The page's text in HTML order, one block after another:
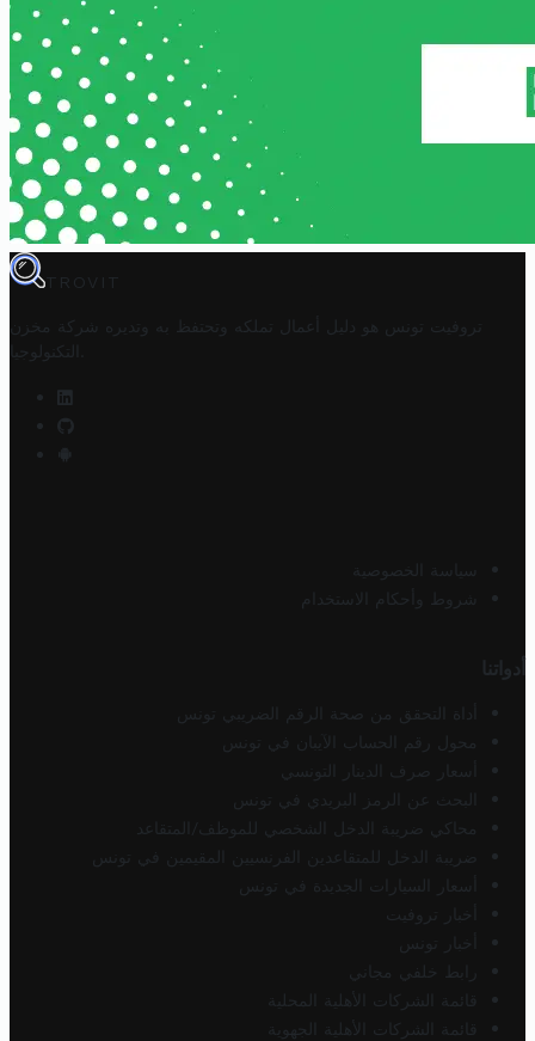
TROVIT
تروفيت تونس هو دليل أعمال تملكه وتحتفظ به وتديره
شركة مخزن
التكنولوجيا
سياسة الخصوصية
شروط وأحكام الاستخدام
أدواتنا
أداة التحقق من صحة الرقم الضريبي تونس
محول رقم الحساب الآيبان في تونس
أسعار صرف الدينار التونسي
البحث عن الرمز البريدي في تونس
محاكي ضريبة الدخل الشخصي للموظف/المتقاعد
ضريبة الدخل للمتقاعدين الفرنسيين المقيمين في تونس
أسعار السيارات الجديدة في تونس
أخبار تروفيت
أخبار تونس
رابط خلفي مجاني
قائمة الشركات الأهلية المحلية
قائمة الشركات الأهلية الجهوية